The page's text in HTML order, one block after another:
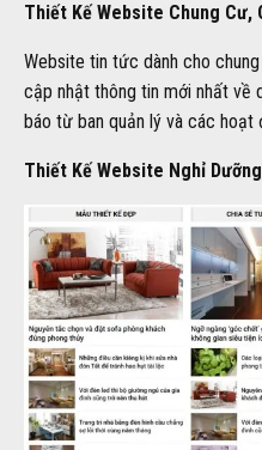
Thiết Kế Website Chung Cư,
Website tin tức dành cho
cập nhật thông tin mới nhất về
báo từ ban quản lý và các hoạt
Thiết Kế Website Nghỉ